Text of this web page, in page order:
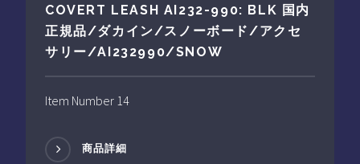
COVERT LEASH AI232-990: BLK 国内
正規品/ダカイン/スノーボード/アクセ
サリー/AI232990/SNOW
Item Number 14
商品詳細